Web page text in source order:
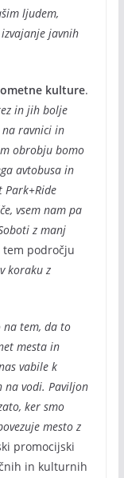
ljudem,
javnih
kulture.
in jih bolje
na ravnici in
obrobju bomo
avtobusa in
Park+Ride
vsem nam pa
z manj
področju
koraku z
na tem, da to
mesta in
vabile k
vodi. Paviljon
ker smo
mesto z
promocijski
in kulturnih